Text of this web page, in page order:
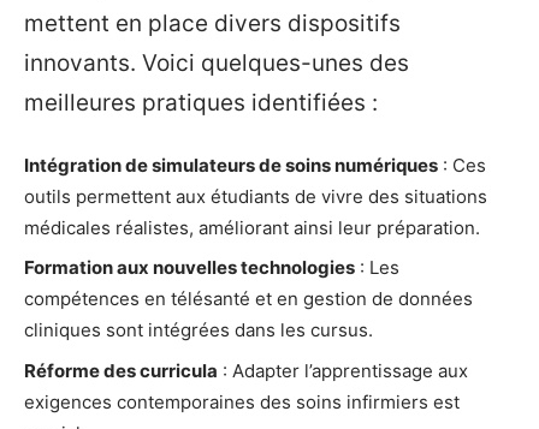
mettent en place divers dispositifs
innovants. Voici quelques-unes des
meilleures pratiques identifiées :
Intégration de simulateurs de soins numériques : Ces
outils permettent aux étudiants de vivre des situations
médicales réalistes, améliorant ainsi leur préparation.
Formation aux nouvelles technologies : Les
compétences en télésanté et en gestion de données
cliniques sont intégrées dans les cursus.
Réforme des curricula : Adapter l’apprentissage aux
exigences contemporaines des soins infirmiers est